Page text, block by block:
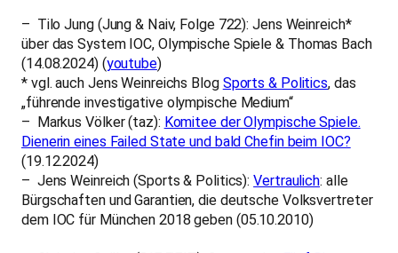
– Tilo Jung (Jung & Naiv, Folge 722): Jens Weinreich*
über das System IOC, Olympische Spiele & Thomas Bach
(14.08.2024) (youtube)
* vgl. auch Jens Weinreichs Blog Sports & Politics, das
„führendeinvestigative olympische Medium“
– Markus Völker (taz): Komitee der Olympische Spiele.
Dienerin eines Failed State und bald Chefin beim IOC?
(19.12.2024)
– Jens Weinreich (Sports & Politics):Vertraulich: alle
Bürgschaften und Garantien, die deutsche Volksvertreter
dem IOC für München 2018 geben (05.10.2010)